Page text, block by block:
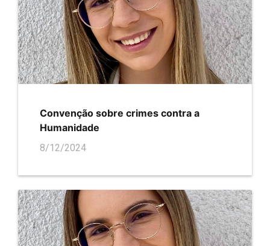
Convenção sobre crimes contra a
Humanidade
8/12/2024